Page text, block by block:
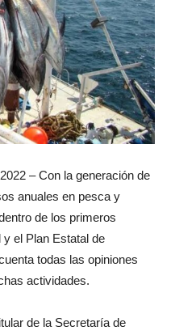
– Con la generación de
anuales en pesca y
de los primeros
y el Plan Estatal de
todas las opiniones
actividades.
de la Secretaría de